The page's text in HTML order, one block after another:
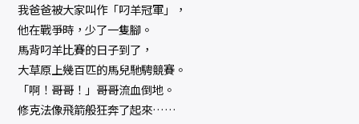
我爸爸被大家叫作「叼羊冠軍」，
他在戰爭時，少了一隻腳。
馬背叼羊比賽的日子到了，
大草原上幾百匹的馬兒馳騁競賽。
「啊！哥哥！」哥哥流血倒地。
修克法像飛箭般狂奔了起來……